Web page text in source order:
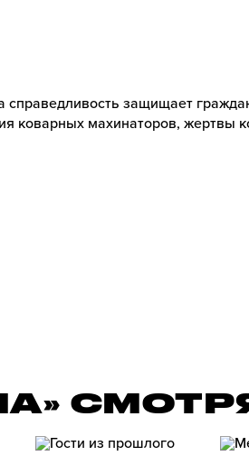
справедливость защищает
коварных махинаторов,